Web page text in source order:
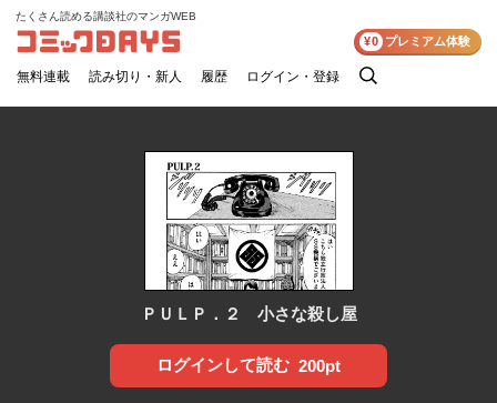
コミックDAYS
たくさん読める講談社のマンガWEB
無料連載 読み切り・新人 履歴 ログイン・登録
検
¥0 プレミアム体験
ＰＵＬＰ．２ 小さな殺し屋
ログインして読む 200pt